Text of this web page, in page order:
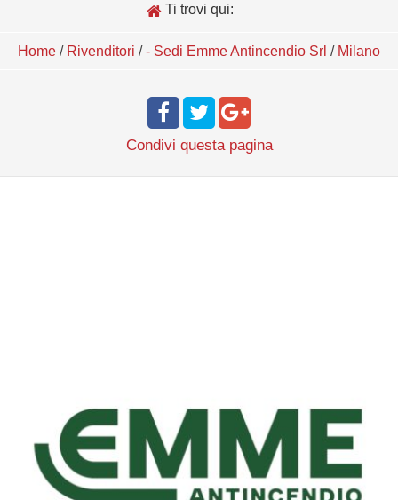
Ti trovi qui:
Home / Rivenditori / - Sedi Emme Antincendio Srl / Milano
Condivi questa pagina